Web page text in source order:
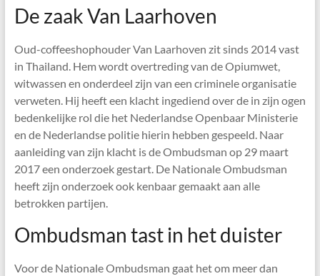
De zaak Van Laarhoven
Oud-coffeeshophouder Van Laarhoven zit sinds 2014 vast
in Thailand. Hem wordt overtreding van de Opiumwet,
witwassen en onderdeel zijn van een criminele organisatie
verweten. Hij heeft een klacht ingediend over de in zijn ogen
bedenkelijke rol die het Nederlandse Openbaar Ministerie
en de Nederlandse politie hierin hebben gespeeld. Naar
aanleiding van zijn klacht is de Ombudsman op 29 maart
2017 een onderzoek gestart. De Nationale Ombudsman
heeft zijn onderzoek ook kenbaar gemaakt aan alle
betrokken partijen.
Ombudsman tast in het duister
Voor de Nationale Ombudsman gaat het om meer dan